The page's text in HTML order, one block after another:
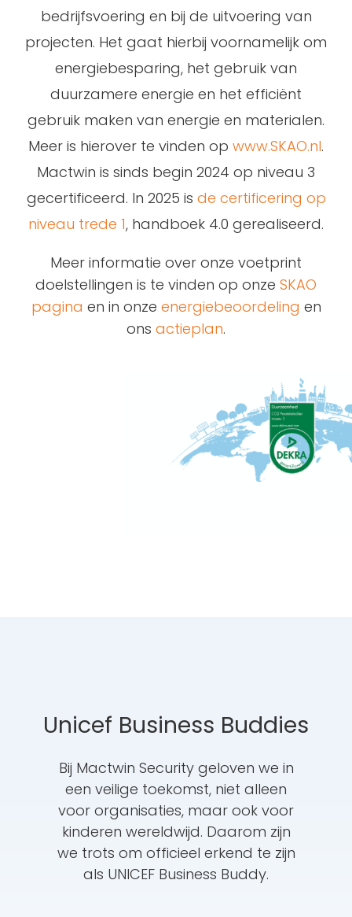
bedrijfsvoering en bij de uitvoering van
projecten. Het gaat hierbij voornamelijk om
energiebesparing, het gebruik van
duurzamere energie en het efficiënt
gebruik maken van energie en materialen.
Meer is hierover te vinden op www.SKAO.nl.
Mactwin is sinds begin 2024 op niveau 3
gecertificeerd. In 2025 is de certificering op
niveau trede 1, handboek 4.0 gerealiseerd.
Meer informatie over onze voetprint
doelstellingen is te vinden op onze SKAO
pagina en in onze energiebeoordeling en
ons actieplan.
Unicef Business Buddies
Bij Mactwin Security geloven we in
een veilige toekomst, niet alleen
voor organisaties, maar ook voor
kinderen wereldwijd. Daarom zijn
we trots om officieel erkend te zijn
als UNICEF Business Buddy.